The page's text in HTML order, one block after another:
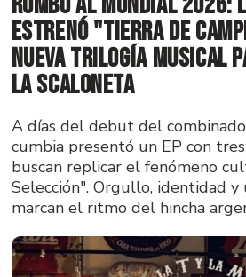
estrenó "Tierra de
nueva trilogía musical
la Scaloneta
A días del debut del
cumbia presentó un EP con
buscan replicar el fenómeno
Selección". Orgullo, identidad y
marcan el ritmo del hincha